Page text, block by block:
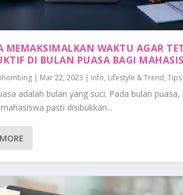
MEMAKSIMALKAN WAKTU AGAR
DI BULAN PUASA BAGI
| Mar 22, 2023 | Info, Lifestyle & Trend,Tips
adalah bulan yang suci. Pada bulan puasa,
pasti disibukkan...